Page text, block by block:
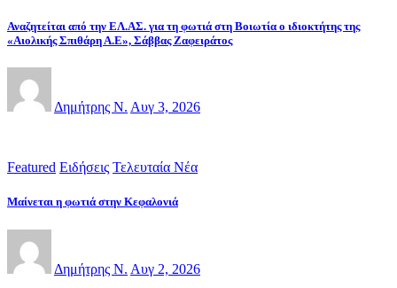
Αναζητείται από την ΕΛ.ΑΣ. για τη φωτιά στη Βοιωτία ο ιδιοκτήτης της
«Αιολικής Σπιθάρη Α.Ε», Σάββας Ζαφειράτος
Δημήτρης Ν. Αυγ 3, 2026
Featured Ειδήσεις Τελευταία Νέα
Μαίνεται η φωτιά στην Κεφαλονιά
Δημήτρης Ν. Αυγ 2, 2026